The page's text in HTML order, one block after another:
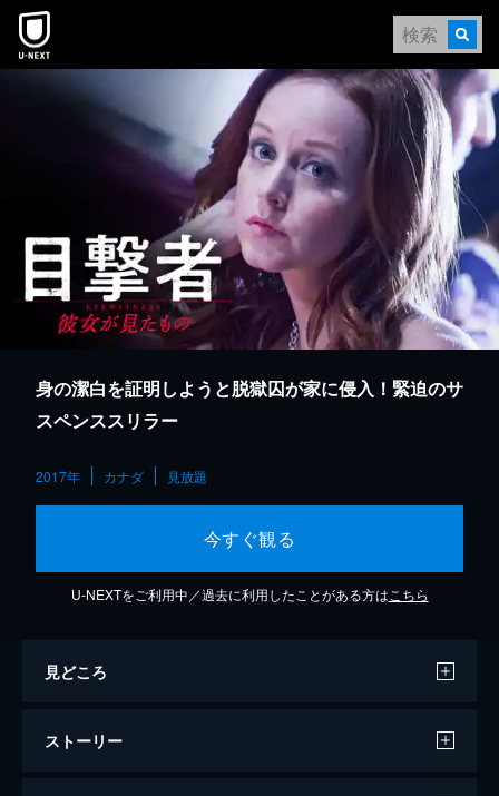
本文へスキップ
身の潔白を証明しようと脱獄囚が家に侵入！緊迫のサ
スペンススリラー
2017年 カナダ 見放題
今すぐ観る
U-NEXTをご利用中／過去に利用したことがある方は こちら
見どころ
ストーリー